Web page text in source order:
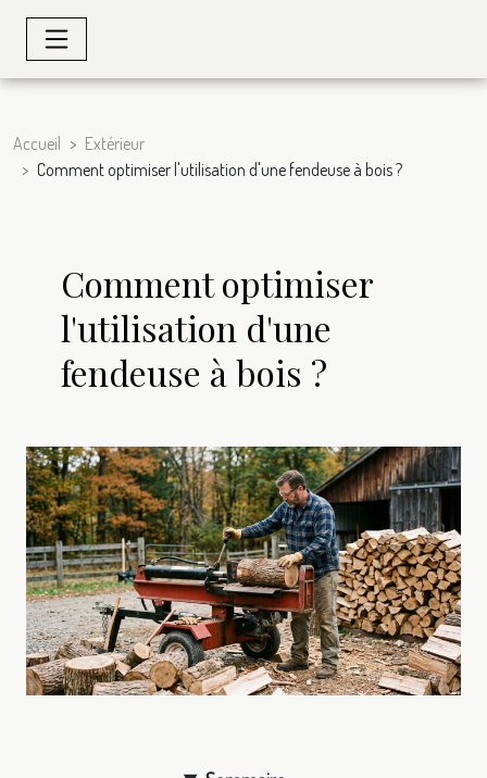
Accueil
Extérieur
Comment optimiser l'utilisation d'une fendeuse à bois ?
Comment optimiser
l'utilisation d'une
fendeuse à bois ?